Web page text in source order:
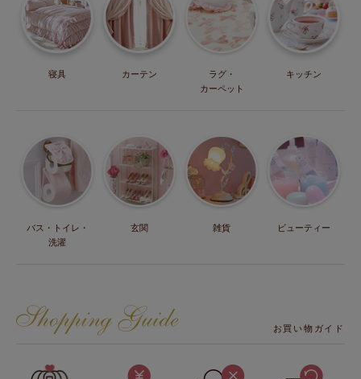
寝具 カーテン
ラグ・
カーペット
キッチン
バス・トイレ・
洗濯
玄関 雑貨 ビューティー
お買い物ガイド